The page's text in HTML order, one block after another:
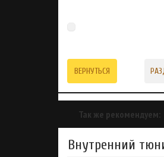
ВЕРНУТЬСЯ
Так же рекомендуем:
Внутренний